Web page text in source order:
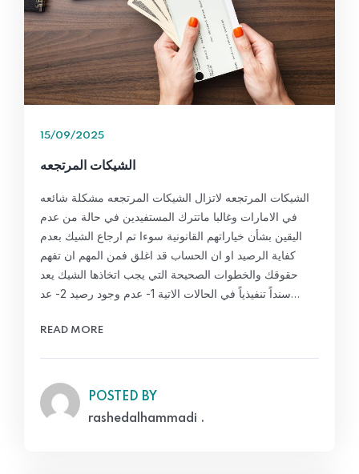
15/09/2025
الشيكات المرتجعه
الشيكات المرتجعه لاتزال الشيكات المرتجعه مشكلة شائعه
في الامارات وغالبا ماتترك المستفيدين في حالة من عدم
اليقين بشأن خياراتهم القانونية سوءا تم ارجاع الشيك بعدم
كفاية الرصيد او ان الحساب قد اغلق فمن المهم ان تفهم
حقوقك والخطوات الصحيحة التي يجب اتخاذها الشيك يعد
سنداً تنفيذياً في الحالات الاتية 1- عدم وجود رصيد 2- عد…
READ MORE
POSTED BY
rashedalhammadi .